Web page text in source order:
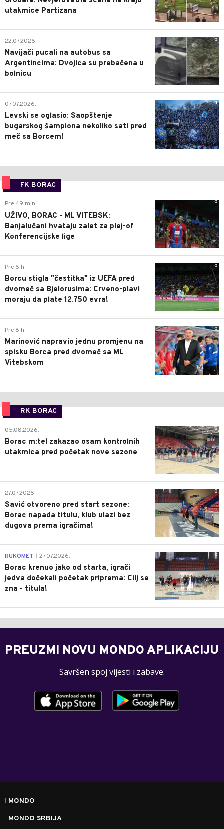
utakmice Partizana
0
22.07.2026.
Navijači pucali na autobus sa
Argentincima: Dvojica su prebačena u
bolnicu
1
07.07.2026.
Levski se oglasio: Saopštenje
bugarskog šampiona nekoliko sati pred
meč sa Borcem!
FK BORAC
0
Pre 49 min
UŽIVO, BORAC - ML VITEBSK:
Banjalučani hvataju zalet za plej-of
Konferencijske lige
0
Pre 6 h
Borcu stigla "čestitka" iz UEFA pred
dvomeč sa Bjelorusima: Crveno-plavi
moraju da plate 12.750 evra!
0
Pre 8 h
Marinović napravio jednu promjenu na
spisku Borca pred dvomeč sa ML
Vitebskom
RK BORAC
0
05.08.2026.
Borac m:tel zakazao osam kontrolnih
utakmica pred početak nove sezone
0
27.07.2026.
Savić otvoreno pred start sezone:
Borac napada titulu, klub ulazi bez
dugova prema igračima!
0
RUKOMET 27.07.2026.
Borac krenuo jako od starta, igrači
jedva dočekali početak priprema: Cilj se
zna - titula!
PREUZMI NOVU MONDO APLIKACIJU
Savršen spoj vijesti i zabave.
MONDO
MONDO SRBIJA